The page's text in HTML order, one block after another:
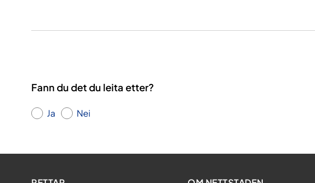
Fann du det du leita etter?
Ja Nei